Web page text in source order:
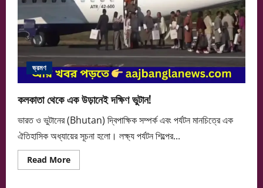
ভ্রমণ
কলকাতা থেকে এক উড়ানেই দক্ষিণ ভুটান!
ভারত ও ভুটানের (Bhutan) দ্বিপাক্ষিক সম্পর্ক এবং পর্যটন মানচিত্রে এক
ঐতিহাসিক অধ্যায়ের সূচনা হলো। লক্ষ্য পর্যটন শিল্পের...
Read MoreRead
more